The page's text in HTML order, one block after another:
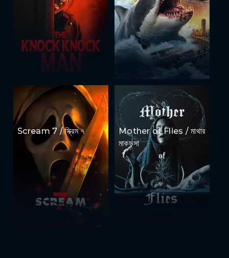
Scream 7 / স্ক্রিম ৭
Mother of Flies / মাথার
মাকড়সা